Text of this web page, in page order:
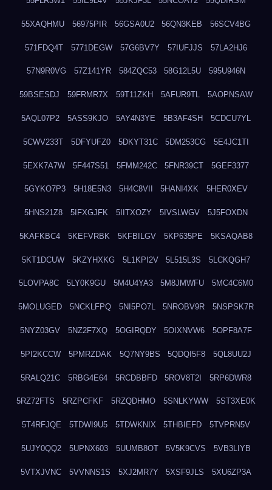
55XAQHMU 56975PIR 56GSA0U2 56QN3KEB 56SCV4BG
571FDQ4T 5771DEGW 57G6BV7Y 57IUFJJS 57LA2HJ6
57N9R0VG 57Z141YR 584ZQC53 58G12L5U 595U946N
59BSESDJ 59FRMR7X 59T11ZKH 5AFUR9TL 5AOPNSAW
5AQL07P2 5ASS9KJO 5AY4N3YE 5B3AF4SH 5CDCU7YL
5CWV233T 5DFYUFZ0 5DKYT31C 5DM253CG 5E4JC1TI
5EXK7A7W 5F447S51 5FMM242C 5FNR39CT 5GEF3377
5GYKO7P3 5H18E5N3 5H4C8VII 5HANI4XK 5HER0XEV
5HNS21Z8 5IFXGJFK 5IITXOZY 5IVSLWGV 5J5FOXDN
5KAFKBC4 5KEFVRBK 5KFBILGV 5KP635PE 5KSAQAB8
5KT1DCUW 5KZYHXKG 5L1KPI2V 5L515L3S 5LCKQGH7
5LOVPA8C 5LY0K9GU 5M4U4YA3 5M8JMWFU 5MC4C6M0
5MOLUGED 5NCKLFPQ 5NI5PO7L 5NROBV9R 5NSPSK7R
5NYZ03GV 5NZ2F7XQ 5OGIRQDY 5OIXNVW6 5OPF8A7F
5PI2KCCW 5PMRZDAK 5Q7NY9BS 5QDQI5F8 5QL8UU2J
5RALQ21C 5RBG4E64 5RCDBBFD 5ROV8T2I 5RP6DWR8
5RZ72FTS 5RZPCFKF 5RZQDHMO 5SNLKYWW 5ST3XE0K
5T4RFJQE 5TDWI9U5 5TDWKNIX 5THBIEFD 5TVPRN5V
5UJY0QQ2 5UPNX603 5UUMB8OT 5V5K9CVS 5VB3LIYB
5VTXJVNC 5VVNNS1S 5XJ2MR7Y 5XSF9JLS 5XU6ZP3A